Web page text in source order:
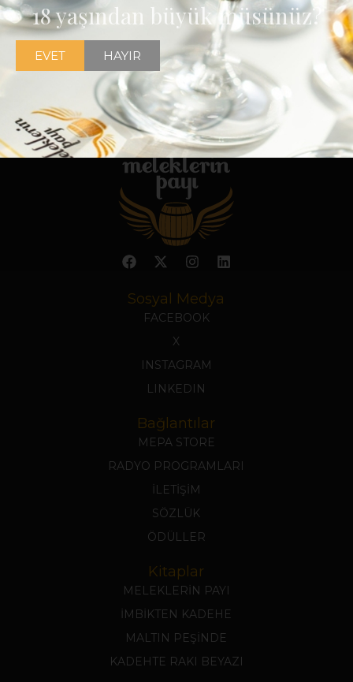
Sosyal Medya
FACEBOOK
X
INSTAGRAM
LINKEDIN
Bağlantılar
MEPA STORE
RADYO PROGRAMLARI
İLETİŞİM
SÖZLÜK
ÖDÜLLER
Kitaplar
MELEKLERİN PAYI
İMBİKTEN KADEHE
MALTIN PEŞİNDE
KADEHTE RAKI BEYAZI
18 yaşından büyük müsünüz?
EVET HAYIR